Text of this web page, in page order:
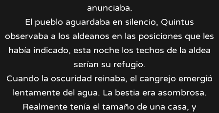
anunciaba.
El pueblo aguardaba en silencio, Quintus
observaba a los aldeanos en las posiciones que les
había indicado, esta noche los techos de la aldea
serían su refugio.
Cuando la oscuridad reinaba, el cangrejo emergió
lentamente del agua. La bestia era asombrosa.
Realmente tenía el tamaño de una casa, y